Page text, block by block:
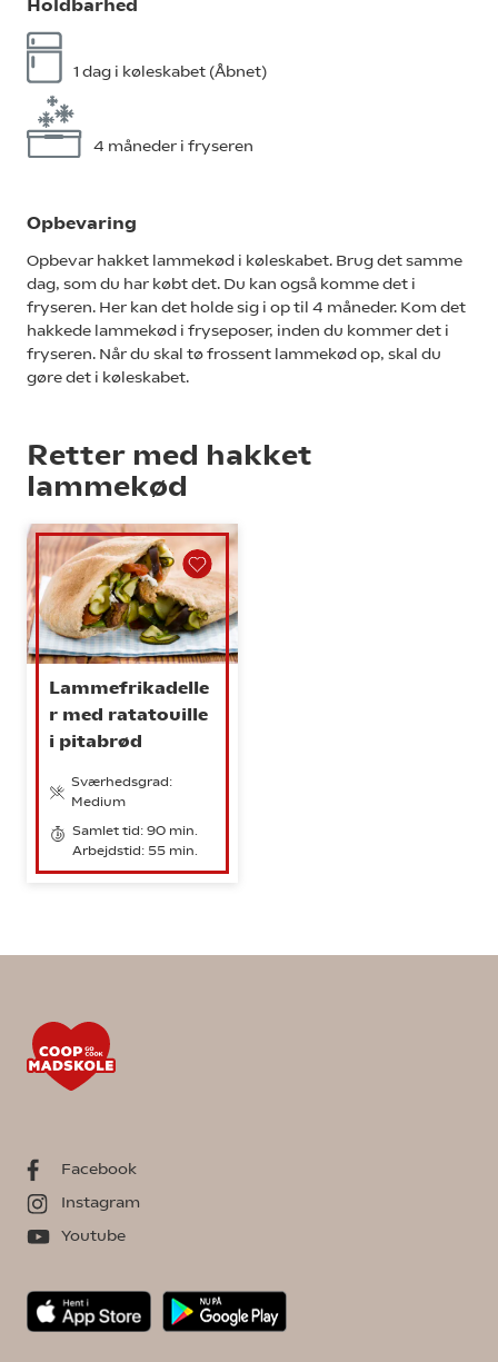
Holdbarhed
1 dag i køleskabet (Åbnet)
4 måneder i fryseren
Opbevaring
Opbevar hakket lammekød i køleskabet. Brug det samme
dag, som du har købt det. Du kan også komme det i
fryseren. Her kan det holde sig i op til 4 måneder. Kom det
hakkede lammekød i fryseposer, inden du kommer det i
fryseren. Når du skal tø frossent lammekød op, skal du
gøre det i køleskabet.
Retter med hakket
lammekød
Lammefrikadelle
r med ratatouille
i pitabrød
Sværhedsgrad:
Medium
Samlet tid: 90 min.
Arbejdstid: 55 min.
Facebook
Instagram
Youtube